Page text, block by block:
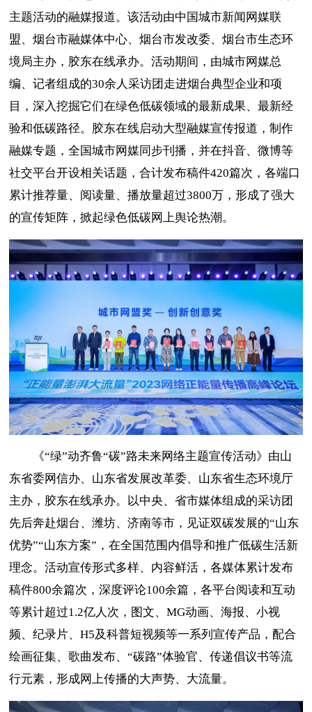
主题活动的融媒报道。该活动由中国城市新闻网媒联
盟、烟台市融媒体中心、烟台市发改委、烟台市生态环
境局主办，胶东在线承办。活动期间，由城市网媒总
编、记者组成的30余人采访团走进烟台典型企业和项
目，深入挖掘它们在绿色低碳领域的最新成果、最新经
验和低碳路径。胶东在线启动大型融媒宣传报道，制作
融媒专题，全国城市网媒同步刊播，并在抖音、微博等
社交平台开设相关话题，合计发布稿件420篇次，各端口
累计推荐量、阅读量、播放量超过3800万，形成了强大
的宣传矩阵，掀起绿色低碳网上舆论热潮。
《“绿”动齐鲁“碳”路未来网络主题宣传活动》由山
东省委网信办、山东省发展改革委、山东省生态环境厅
主办，胶东在线承办。以中央、省市媒体组成的采访团
先后奔赴烟台、潍坊、济南等市，见证双碳发展的“山东
优势”“山东方案”，在全国范围内倡导和推广低碳生活新
理念。活动宣传形式多样、内容鲜活，各媒体累计发布
稿件800余篇次，深度评论100余篇，各平台阅读和互动
等累计超过1.2亿人次，图文、MG动画、海报、小视
频、纪录片、H5及科普短视频等一系列宣传产品，配合
绘画征集、歌曲发布、“碳路”体验官、传递倡议书等流
行元素，形成网上传播的大声势、大流量。